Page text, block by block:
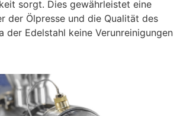
sorgt. Dies gewährleistet eine
der Ölpresse und die Qualität des
der Edelstahl keine Verunreinigungen